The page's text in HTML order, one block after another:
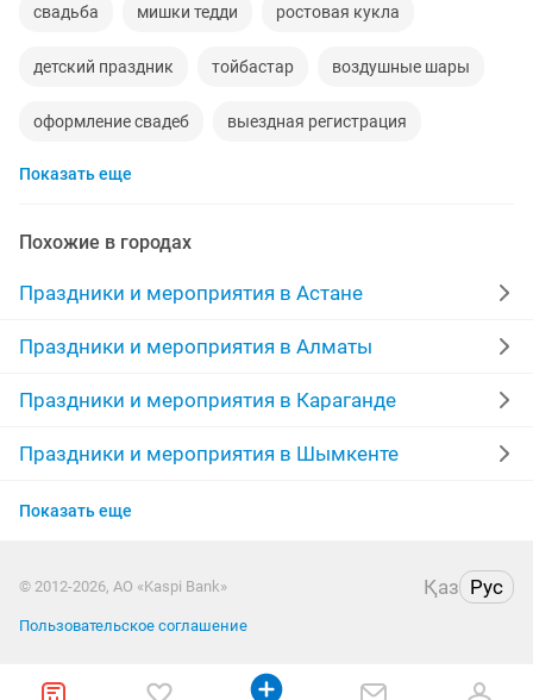
свадьба мишки тедди ростовая кукла
детский праздник тойбастар воздушные шары
оформление свадеб выездная регистрация
танцы кудалык
организации клоун слайд шоу
банкетный зал предложение руки и сердца
воздушный баннер медведь фокусник
организация праздников пригласительные
цене гелиевые шары
Показать еще
Похожие в городах
Праздники и мероприятия в Астане
Праздники и мероприятия в Алматы
Праздники и мероприятия в Караганде
Праздники и мероприятия в Шымкенте
Праздники и мероприятия в Усть-Каменогорске
Праздники и мероприятия в Костанае
Праздники и мероприятия в Павлодаре
Показать еще
© 2012-2026, АО «Kaspi Bank» Қаз Рус
Пользовательское соглашение